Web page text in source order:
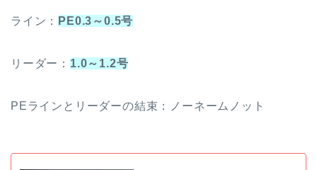
ライン： PE0.3～0.5号
リーダー： 1.0～1.2号
PEラインとリーダーの結束：ノーネームノット